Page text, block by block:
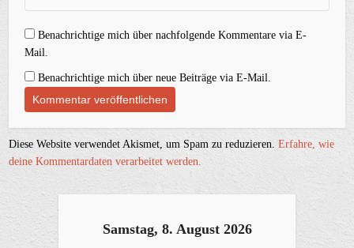
Benachrichtige mich über nachfolgende Kommentare via E-
Mail.
Benachrichtige mich über neue Beiträge via E-Mail.
Diese Website verwendet Akismet, um Spam zu reduzieren.Erfahre, wie
deine Kommentardaten verarbeitet werden.
Samstag, 8. August 2026